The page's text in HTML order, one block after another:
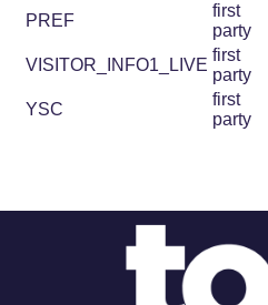
PREF
first
party
VISITOR_INFO1_LIVE
first
party
YSC
first
party